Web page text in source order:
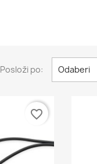
Posloži po: Odaberi
favorite_border